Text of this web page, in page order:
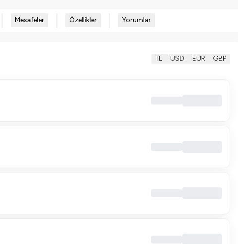
Mesafeler Özellikler Yorumlar
TL USD EUR GBP